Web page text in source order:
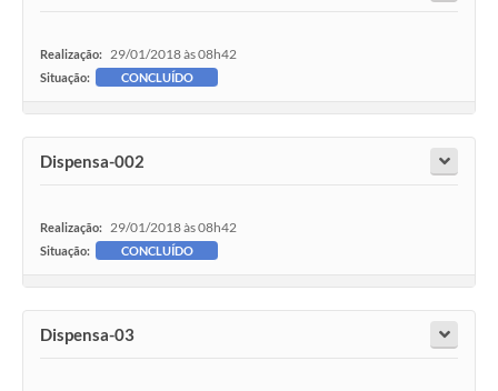
Realização: 29/01/2018 às 08h42
Situação: CONCLUÍDO
Dispensa-002
Realização: 29/01/2018 às 08h42
Situação: CONCLUÍDO
Dispensa-03